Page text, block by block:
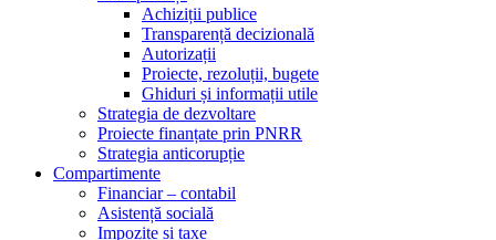
Achiziții publice
Transparență decizională
Autorizații
Proiecte, rezoluții, bugete
Ghiduri și informații utile
Strategia de dezvoltare
Proiecte finanțate prin PNRR
Strategia anticorupție
Compartimente
Financiar – contabil
Asistență socială
Impozite și taxe